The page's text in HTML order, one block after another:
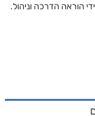
שנה בתפקידי הוראה הדרכה וניהול.